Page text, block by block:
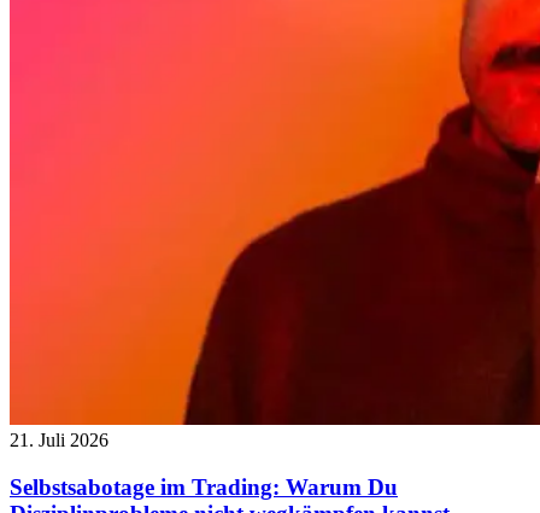
21. Juli 2026
Selbstsabotage im Trading: Warum Du